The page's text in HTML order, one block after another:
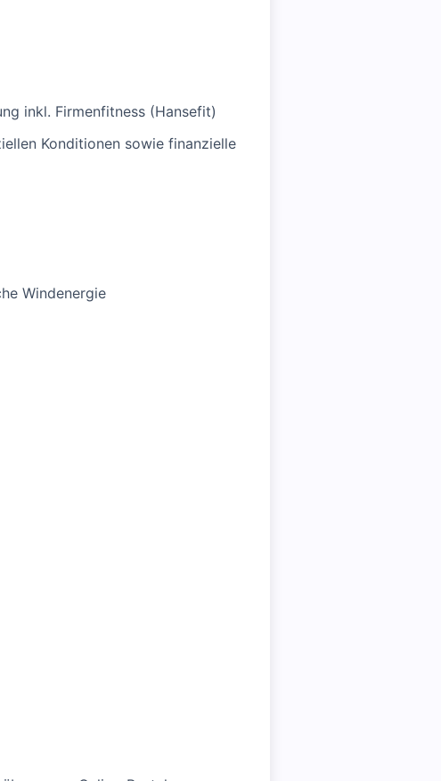
inkl. Firmenfitness (Hansefit)
Konditionen sowie finanzielle
Windenergie